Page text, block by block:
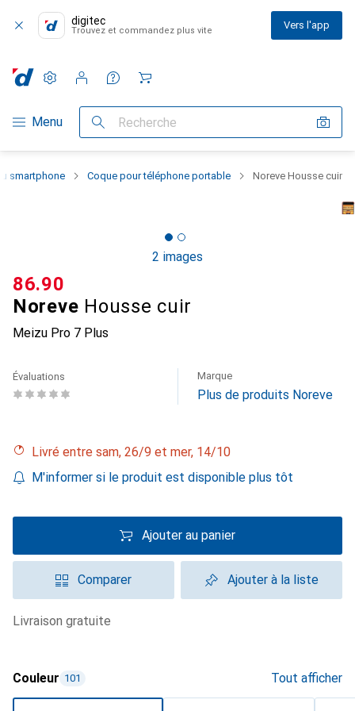
digitec
Trouvez et commandez plus vite Vers l'app
Navigation par catégorie
Menu Recherche
Paramètres
Compte client
Listes de comparaison
Listes d'envies
Panier
smartphone Coque pour téléphone portable Noreve Housse cuir
2 images
Noreve Housse cuir
Meizu Pro 7 Plus
CHF
86.90
Évaluations Marque
Plus de produits Noreve
Livré entre sam, 26/9 et mer, 14/10
M'informer si le produit est disponible plus tôt
Ajouter au panier
Comparer Ajouter à la liste
livraison gratuite
Couleur 101 Tout afficher